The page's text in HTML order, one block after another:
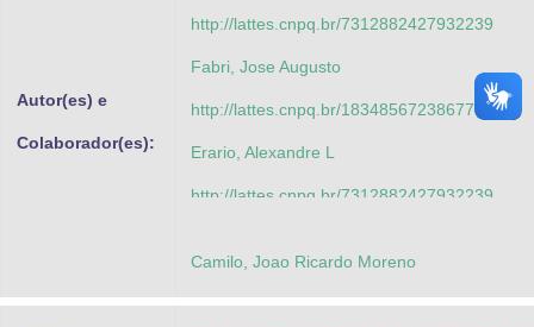
Autor(es) e
Colaborador(es):
http://lattes.cnpq.br/7312882427932239
Fabri, Jose Augusto
http://lattes.cnpq.br/1834856723867705
Erario, Alexandre L
http://lattes.cnpq.br/7312882427932239
Camilo, Joao Ricardo Moreno